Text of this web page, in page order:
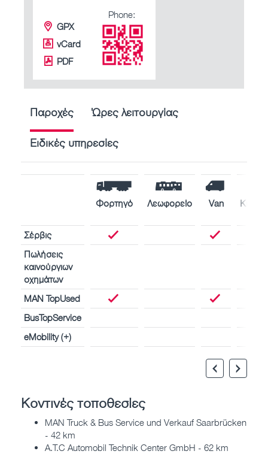
GPX
vCard
PDF
Phone:
Παροχές Ώρες λειτουργίας
Ειδικές υπηρεσίες
Φορτηγό Λεωφορείο Van
Σέρβις
Πωλήσεις
καινούργιων
οχημάτων
MAN TopUsed
BusTopService
eMobility (+)
Κοντινές τοποθεσίες
MAN Truck & Bus Service und Verkauf Saarbrücken
- 42 km
A.T.C Automobil Technik Center GmbH - 62 km